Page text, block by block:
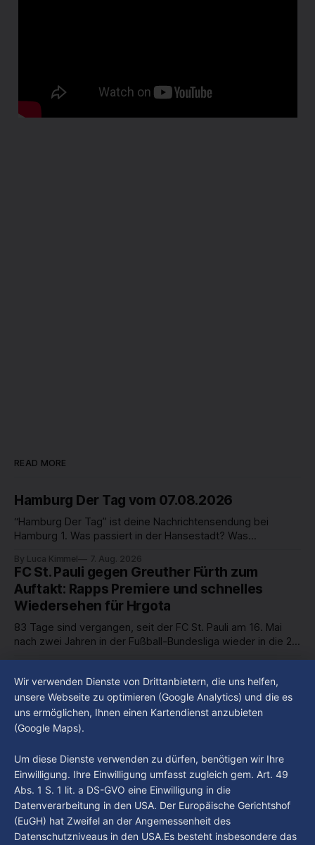
READ MORE
Hamburg Der Tag vom 07.08.2026
“Hamburg Der Tag” ist deine Nachrichtensendung bei
Hamburg 1. Was passiert in der Hansestadt? Was
in unserer Stadt an? Fragen, die von Montag bis Freitag LIVE
um 18 Uhr beantwortet werden - auf YouTube und im TV.
By Luca Kimmel 7. Aug. 2026
FC St. Pauli gegen Greuther Fürth zum
Auftakt: Rapps Premiere und schnelles
Wiedersehen für Hrgota
83 Tage sind vergangen, seit der FC St. Pauli am 16. Mai
nach zwei Jahren in der Fußball-Bundesliga wieder in die 2.
haben den Kiezclub verlassen. Dafür kamen in den letzten
Wochen einige
Im Gespräch mit Christian Pothe - Heute zu
Gast: Götz Tintelnot
By Luca Kimmel 6. Aug. 2026
Nissi's Kunstwelt - Folge 18
By Luca Kimmel 6. Aug. 2026
Wir verwenden Dienste von Drittanbietern, die uns helfen,
unsere Webseite zu optimieren (Google Analytics) und die es
uns ermöglichen, Ihnen einen Kartendienst anzubieten
(Google Maps).
Um diese Dienste verwenden zu dürfen, benötigen wir Ihre
Einwilligung. Ihre Einwilligung umfasst zugleich gem. Art. 49
Abs. 1 S. 1 lit. a DS-GVO eine Einwilligung in die
Datenverarbeitung in den USA. Der Europäische Gerichtshof
(EuGH) hat Zweifel an der Angemessenheit des
Datenschutzniveaus in den USA.Es besteht insbesondere das